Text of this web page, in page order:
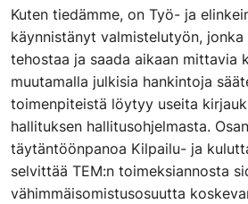
Kuten tiedämme, on Työ- ja
käynnistänyt valmistelutyön,
tehostaa ja saada aikaan mittavia
muutamalla julkisia hankintoja
toimenpiteistä löytyy useita
hallituksen hallitusohjelmasta.
täytäntöönpanoa Kilpailu- ja
selvittää TEM:n toimeksiannosta
vähimmäisomistusosuutta